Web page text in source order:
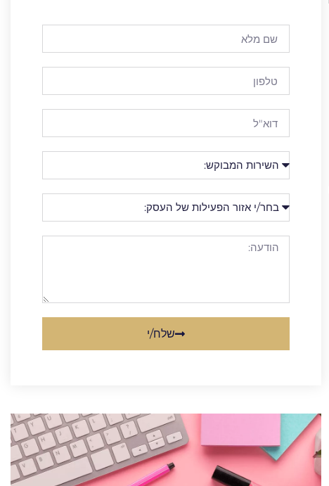
שלח/י